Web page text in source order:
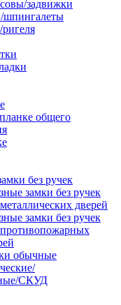
задвижки
шпингалеты
общего
без ручек
замки без ручек
дверей
замки без ручек
противопожарных
обычные
СКУД